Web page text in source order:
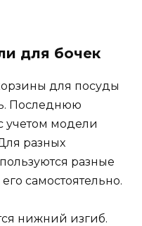
для бочек
для посуды
Последнюю
учетом модели
разных
разные
самостоятельно.
нижний изгиб.